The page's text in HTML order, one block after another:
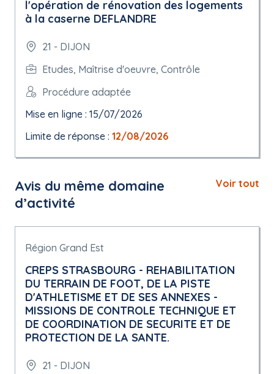
l'opération de rénovation des logements
à la caserne DEFLANDRE
21 - DIJON
Etudes, Maîtrise d'oeuvre, Contrôle
Procédure adaptée
Mise en ligne : 15/07/2026
Limite de réponse : 12/08/2026
Avis du même domaine
d’activité
Voir tout
Région Grand Est
CREPS STRASBOURG - REHABILITATION
DU TERRAIN DE FOOT, DE LA PISTE
D'ATHLETISME ET DE SES ANNEXES -
MISSIONS DE CONTROLE TECHNIQUE ET
DE COORDINATION DE SECURITE ET DE
PROTECTION DE LA SANTE.
21 - DIJON